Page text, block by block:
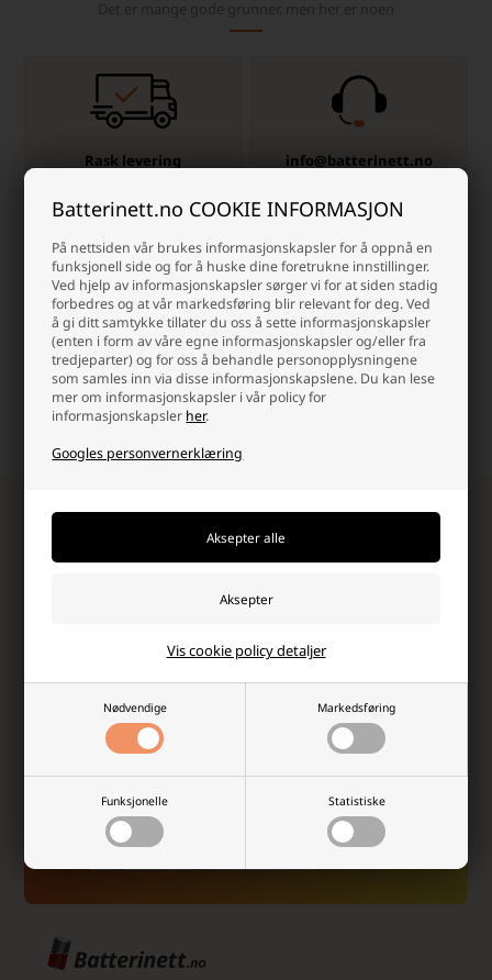
Batterinett.no COOKIE INFORMASJON
På nettsiden vår brukes informasjonskapsler for å oppnå en
funksjonell side og for å huske dine foretrukne innstillinger.
Ved hjelp av informasjonskapsler sørger vi for at siden stadig
forbedres og at vår markedsføring blir relevant for deg. Ved
å gi ditt samtykke tillater du oss å sette informasjonskapsler
(enten i form av våre egne informasjonskapsler og/eller fra
tredjeparter) og for oss å behandle personopplysningene
som samles inn via disse informasjonskapslene. Du kan lese
mer om informasjonskapsler i vår policy for
informasjonskapsler her.
Googles personvernerklæring
Nødvendige Markedsføring
Funksjonelle Statistiske
Vis cookie policy detaljer
Rask levering
info@batterinett.no
svarer vi så raskt vi kan.
Høy kundetilfredshet
Vi setter pris på en god
handleopplevelse, og det
vises!
Billig frakt
Alltid rask levering - 2-5
arbeidsdager.
Motta eksklusive nyheter, unike rabattkoder, inspirasjon
og de villeste tilbudene fra oss!
Ja takk, jeg vil gjerne motta nyhetsbrev og skreddersydd
markedsføring fra Batterinett på e-post. Jeg kan når som
helst avslutte abonnementet igjen.
Les mer i vår